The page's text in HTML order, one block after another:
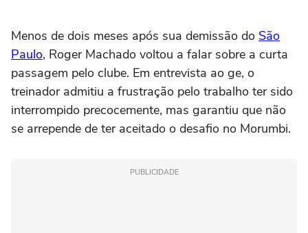
Menos de dois meses após sua demissão do São
Paulo, Roger Machado voltou a falar sobre a curta
passagem pelo clube. Em entrevista ao ge, o
treinador admitiu a frustração pelo trabalho ter sido
interrompido precocemente, mas garantiu que não
se arrepende de ter aceitado o desafio no Morumbi.
PUBLICIDADE